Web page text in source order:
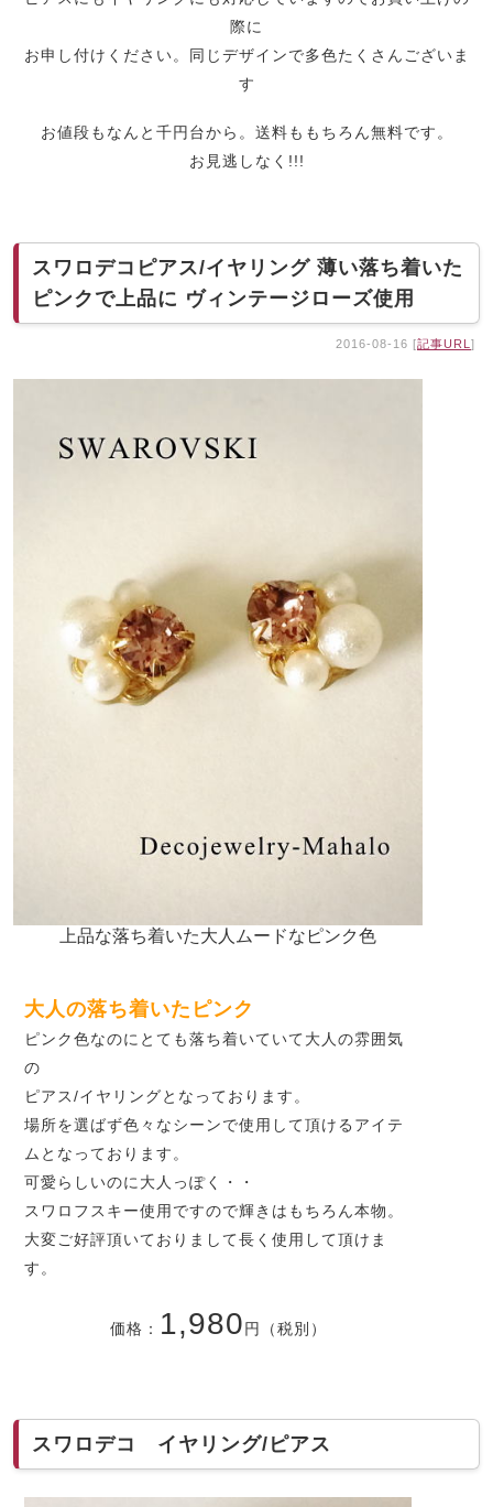
際に
お申し付けください。同じデザインで多色たくさんございま
す
お値段もなんと千円台から。送料ももちろん無料です。
お見逃しなく!!!
スワロデコピアス/イヤリング 薄い落ち着いた
ピンクで上品に ヴィンテージローズ使用
2016-08-16 [記事URL ]
上品な落ち着いた大人ムードなピンク色
大人の落ち着いたピンク
ピンク色なのにとても落ち着いていて大人の雰囲気
の
ピアス/イヤリングとなっております。
場所を選ばず色々なシーンで使用して頂けるアイテ
ムとなっております。
可愛らしいのに大人っぽく・・
スワロフスキー使用ですので輝きはもちろん本物。
大変ご好評頂いておりまして長く使用して頂けま
す。
価格： 1,980円（税別）
スワロデコ イヤリング/ピアス